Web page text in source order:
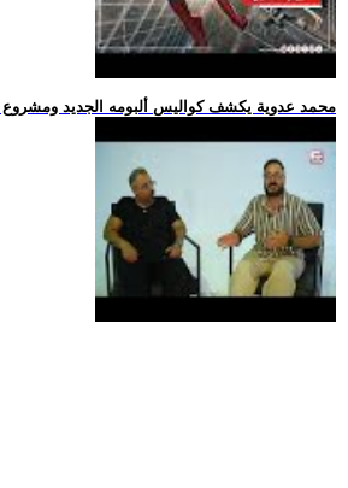
.. محمد عدوية يكشف كواليس ألبومه الجديد